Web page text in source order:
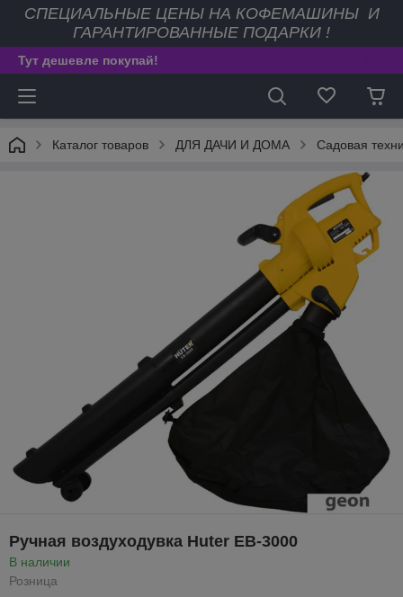
СПЕЦИАЛЬНЫЕ ЦЕНЫ НА КОФЕМАШИНЫ И
ГАРАНТИРОВАННЫЕ ПОДАРКИ !
Тут дешевле покупай!
Каталог товаров ДЛЯ ДАЧИ И ДОМА Садовая
Ручная воздуходувка Huter EB-3000
В наличии
Розница